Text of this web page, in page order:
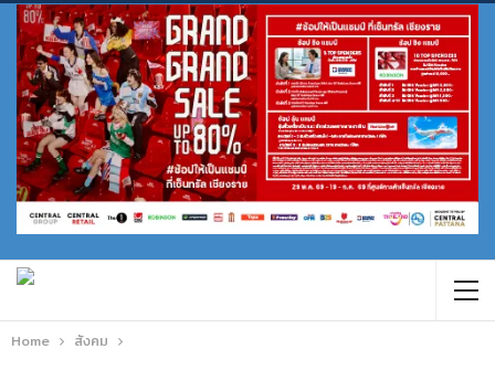
Home สังคม